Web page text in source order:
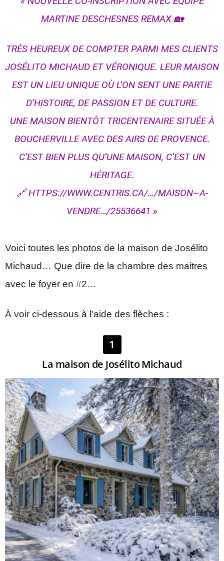
MARTINE DESCHESNES REMAX 🏡
TRÈS HEUREUX DE COMPTER PARMI MES CLIENTS
JOSÉLITO MICHAUD ET VÉRONIQUE. LEUR MAISON
EST UN LIEU UNIQUE OÙ L’ON SENT UNE PARTIE
D’HISTOIRE, DE PASSION ET DE CULTURE.
UNE MAISON BIENTÔT TRICENTENAIRE SITUÉE À
BOUCHERVILLE AVEC DES AIRS DE PROVENCE.
C’EST BIEN PLUS QU’UNE MAISON, C’EST UN
HÉRITAGE.
🔗 HTTPS://WWW.CENTRIS.CA/…/MAISON~A-
VENDRE…/25536641 »
Voici toutes les photos de la maison de Josélito
Michaud… Que dire de la chambre des maitres
avec le foyer en #2…
À voir ci-dessous à l’aide des flèches :
1
La maison de Josélito Michaud